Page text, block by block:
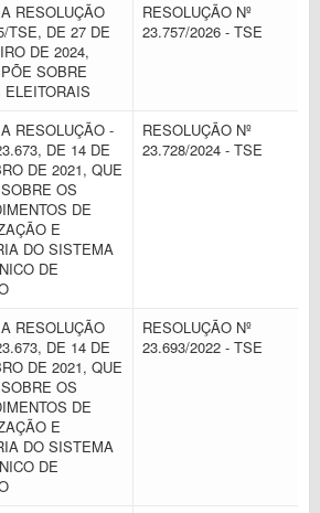
RESOLUÇÃO
TSE, DE 27 DE
DE 2024,
SOBRE
ELEITORAIS
RESOLUÇÃO Nº
23.757/2026 - TSE
RESOLUÇÃO -
DE 14 DE
DE 2021, QUE
OS
DE
E
DO SISTEMA
DE
RESOLUÇÃO Nº
23.728/2024 - TSE
RESOLUÇÃO
DE 14 DE
DE 2021, QUE
OS
DE
E
DO SISTEMA
DE
RESOLUÇÃO Nº
23.693/2022 - TSE